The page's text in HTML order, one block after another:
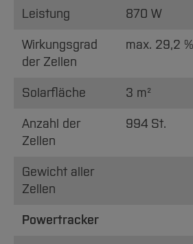
Leistung 870 W
Wirkungsgrad
der Zellen
max. 29,2 %
Solarfläche 3 m²
Anzahl der
Zellen
994 St.
Gewicht aller
Zellen
Powertracker